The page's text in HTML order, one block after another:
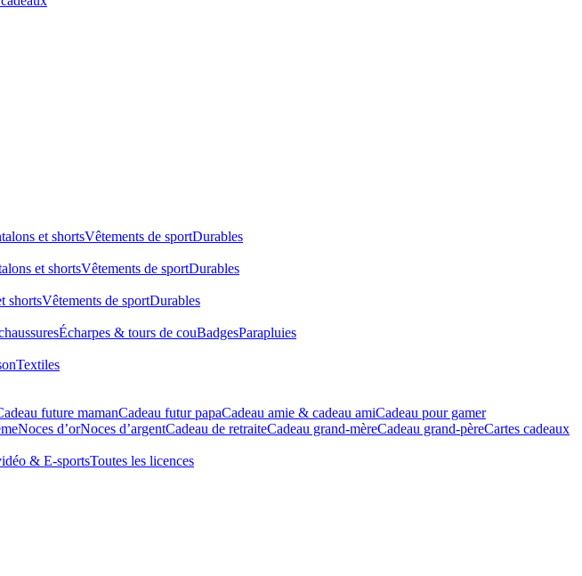
et shortsVêtements de sportDurables
et shortsVêtements de sportDurables
shortsVêtements de sportDurables
Écharpes & tours de couBadgesParapluies
Textiles
future mamanCadeau futur papaCadeau amie & cadeau amiCadeau pour gamer
Noces d’orNoces d’argentCadeau de retraiteCadeau grand-mèreCadeau grand-pèreCartes cadeaux
& E-sportsToutes les licences